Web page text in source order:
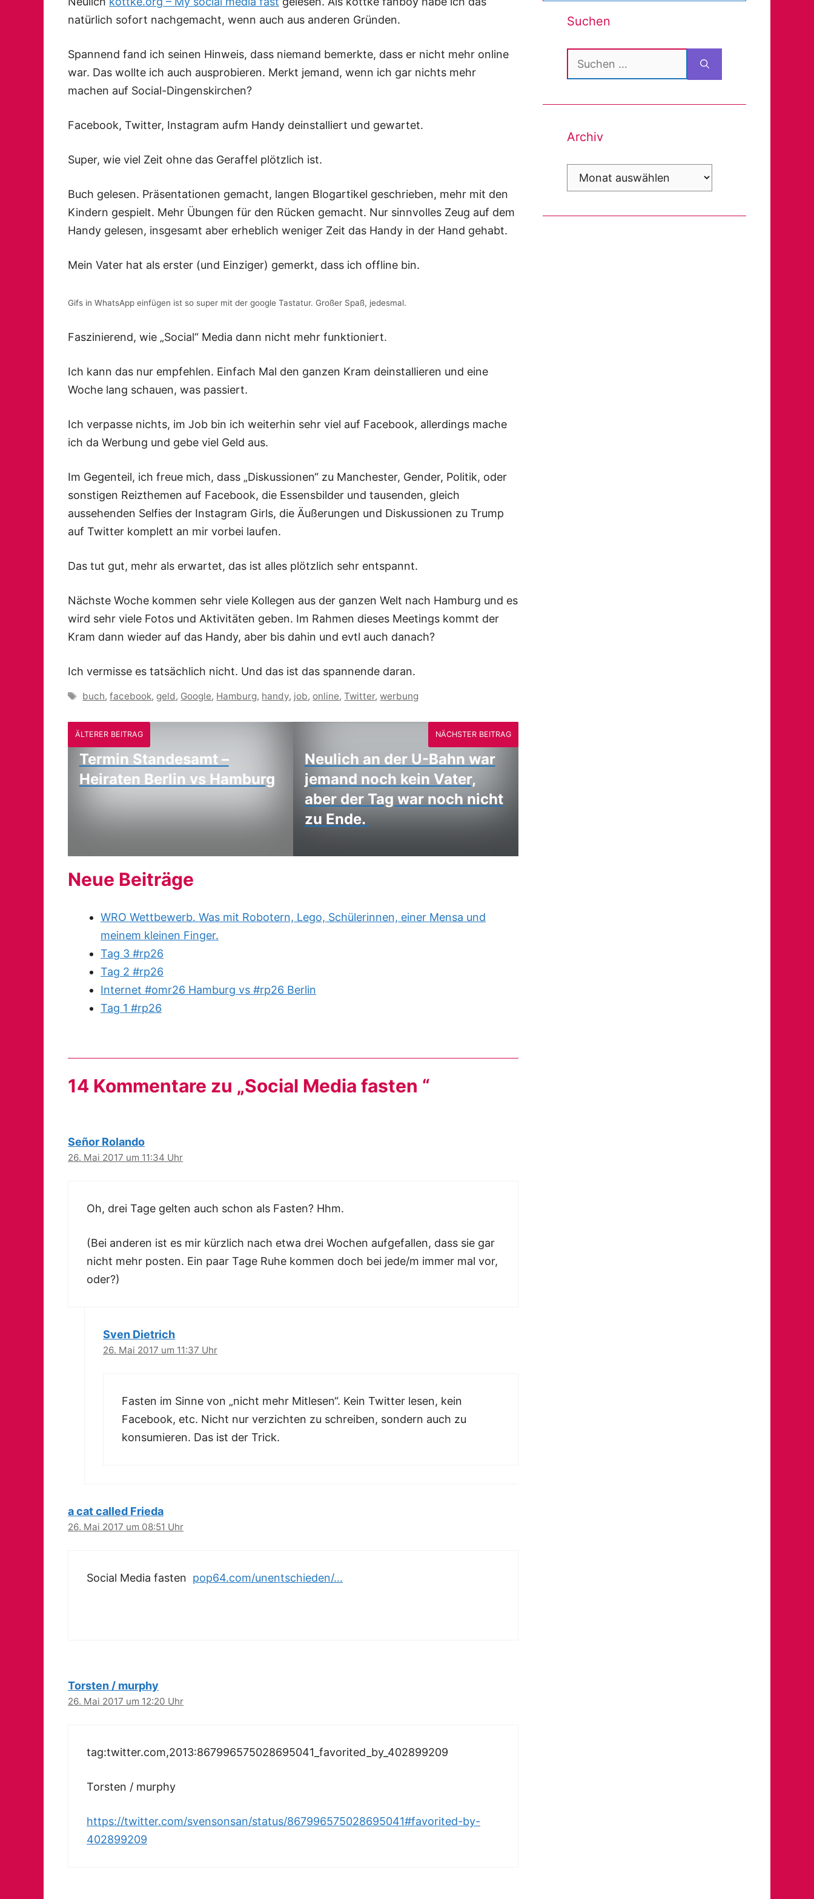
natürlich sofort nachgemacht, wenn auch aus anderen Gründen.
Spannend fand ich seinen Hinweis, dass niemand bemerkte, dass er nicht mehr online
war. Das wollte ich auch ausprobieren. Merkt jemand, wenn ich gar nichts mehr
machen auf Social-Dingenskirchen?
Facebook, Twitter, Instagram aufm Handy deinstalliert und gewartet.
Super, wie viel Zeit ohne das Geraffel plötzlich ist.
Buch gelesen. Präsentationen gemacht, langen Blogartikel geschrieben, mehr mit den
Kindern gespielt. Mehr Übungen für den Rücken gemacht. Nur sinnvolles Zeug auf dem
Handy gelesen, insgesamt aber erheblich weniger Zeit das Handy in der Hand gehabt.
Mein Vater hat als erster (und Einziger) gemerkt, dass ich offline bin.
Gifs in WhatsApp einfügen ist so super mit der google Tastatur. Großer Spaß, jedesmal.
Faszinierend, wie „Social“ Media dann nicht mehr funktioniert.
Ich kann das nur empfehlen. Einfach Mal den ganzen Kram deinstallieren und eine
Woche lang schauen, was passiert.
Ich verpasse nichts, im Job bin ich weiterhin sehr viel auf Facebook, allerdings mache
ich da Werbung und gebe viel Geld aus.
Im Gegenteil, ich freue mich, dass „Diskussionen“ zu Manchester, Gender, Politik, oder
sonstigen Reizthemen auf Facebook, die Essensbilder und tausenden, gleich
aussehenden Selfies der Instagram Girls, die Äußerungen und Diskussionen zu Trump
auf Twitter komplett an mir vorbei laufen.
Das tut gut, mehr als erwartet, das ist alles plötzlich sehr entspannt.
Nächste Woche kommen sehr viele Kollegen aus der ganzen Welt nach Hamburg und es
wird sehr viele Fotos und Aktivitäten geben. Im Rahmen dieses Meetings kommt der
Kram dann wieder auf das Handy, aber bis dahin und evtl auch danach?
Ich vermisse es tatsächlich nicht. Und das ist das spannende daran.
Schlagwörter
buch,facebook,geld, Google, Hamburg, handy, job,online,Twitter,werbung
ÄLTERER BEITRAG
Termin Standesamt –
Heiraten Berlin vs Hamburg
Neulich an der U-Bahn war
jemand noch kein Vater,
aber der Tag war noch nicht
zu Ende.
NÄCHSTER BEITRAG
Neue Beiträge
WRO Wettbewerb. Was mit Robotern, Lego, Schülerinnen, einer Mensa und
meinem kleinen Finger.
Tag 3 #rp26
Tag 2 #rp26
Internet #omr26 Hamburg vs #rp26 Berlin
Tag 1 #rp26
14 Kommentare zu „Social Media fasten “
Señor Rolando
26. Mai 2017 um 11:34 Uhr
Oh, drei Tage gelten auch schon als Fasten? Hhm.
(Bei anderen ist es mir kürzlich nach etwa drei Wochen aufgefallen, dass sie gar
nicht mehr posten. Ein paar Tage Ruhe kommen doch bei jede/m immer mal vor,
oder?)
Sven Dietrich
26. Mai 2017 um 11:37 Uhr
Fasten im Sinne von „nicht mehr Mitlesen“. Kein Twitter lesen, kein
Facebook, etc. Nicht nur verzichten zu schreiben, sondern auch zu
konsumieren. Das ist der Trick.
a cat called Frieda
26. Mai 2017 um 08:51 Uhr
Social Media fasten pop64.com/unentschieden/…
Torsten / murphy
26. Mai 2017 um 12:20 Uhr
tag:twitter.com,2013:867996575028695041_favorited_by_402899209
Torsten / murphy
https://twitter.com/svensonsan/status/867996575028695041#favorited-by-
402899209
Suchen
Suchen
Archiv
Archiv